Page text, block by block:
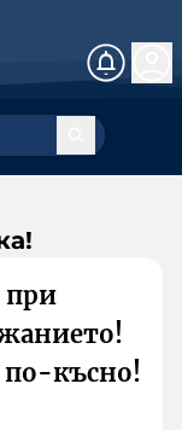
при
по-късно!